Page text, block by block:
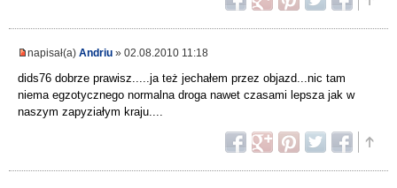
napisał(a) Andriu » 02.08.2010 11:18
dids76 dobrze prawisz.....ja też jechałem przez objazd...nic tam
niema egzotycznego normalna droga nawet czasami lepsza jak w
naszym zapyziałym kraju....